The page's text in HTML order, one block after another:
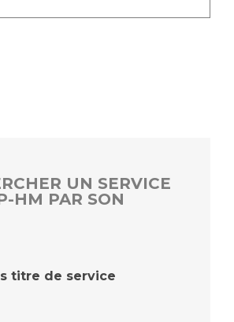
UN SERVICE
HM PAR SON
titre de service